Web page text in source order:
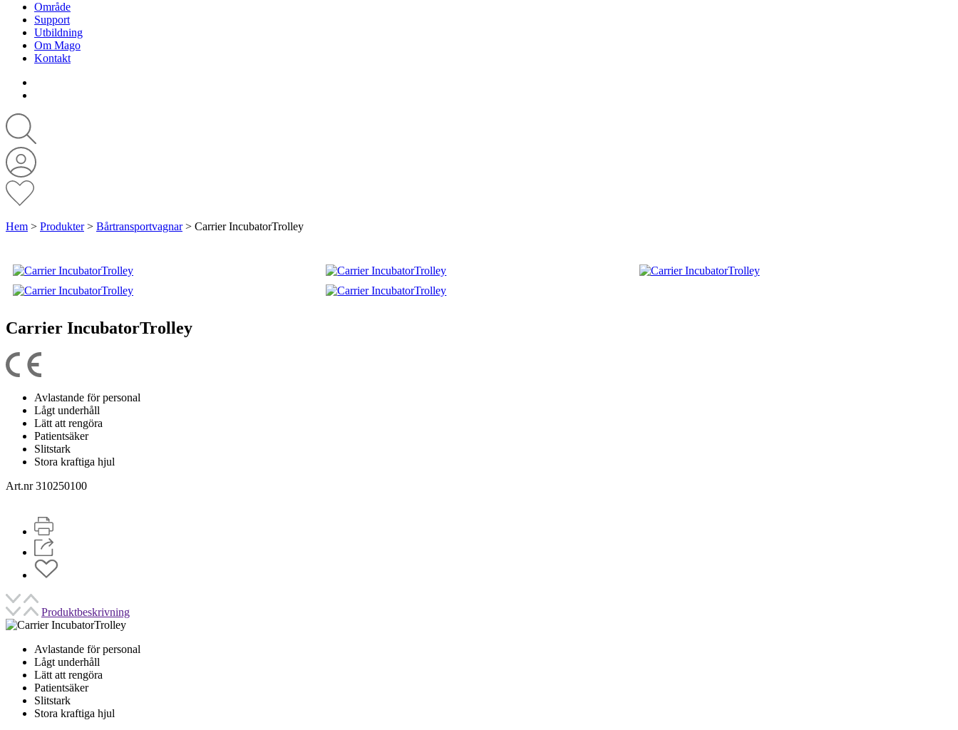
Område
Support
Utbildning
Om Mago
Kontakt
Hem > Produkter> Bårtransportvagnar> Carrier IncubatorTrolley
Carrier IncubatorTrolley
Avlastande för personal
Lågt underhåll
Lätt att rengöra
Patientsäker
Slitstark
Stora kraftiga hjul
Art.nr 310250100
Produktbeskrivning
Avlastande för personal
Lågt underhåll
Lätt att rengöra
Patientsäker
Slitstark
Stora kraftiga hjul